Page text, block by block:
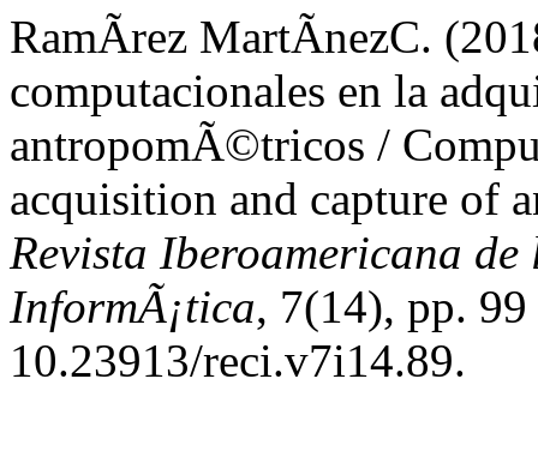
RamÃ­rez MartÃ­nezC.
computacionales en la
antropomÃ©tricos /
acquisition and capture of
Revista Iberoamericana
InformÃ¡tica, 7(14), pp.
10.23913/reci.v7i14.89.